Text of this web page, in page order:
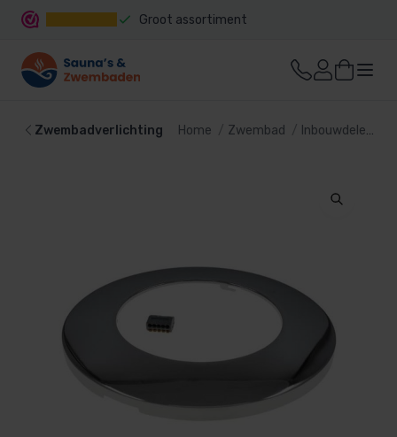
Groot assortiment
Zwembadverlichting Home Zwembad Inbouwdelen